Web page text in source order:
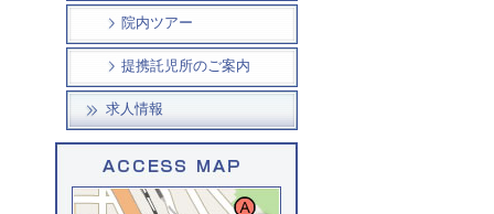
院内ツアー
提携託児所のご案内
求人情報